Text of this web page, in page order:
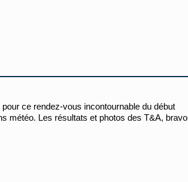
ce rendez-vous incontournable du début
météo. Les résultats et photos des T&A, bravo